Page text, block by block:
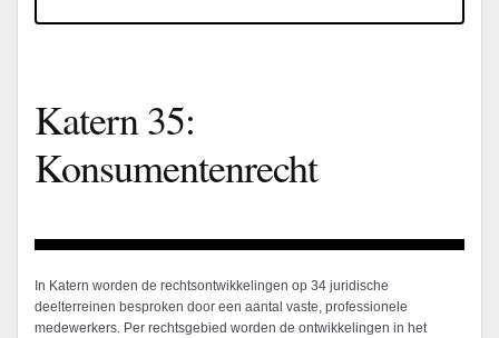
Katern 35:
Konsumentenrecht
In Katern worden de rechtsontwikkelingen op 34 juridische
deelterreinen besproken door een aantal vaste, professionele
medewerkers. Per rechtsgebied worden de ontwikkelingen in het